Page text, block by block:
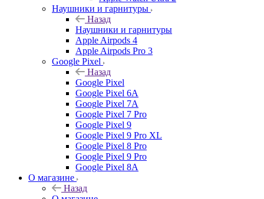
Наушники и гарнитуры
Назад
Наушники и гарнитуры
Apple Airpods 4
Apple Airpods Pro 3
Google Pixel
Назад
Google Pixel
Google Pixel 6A
Google Pixel 7А
Google Pixel 7 Pro
Google Pixel 9
Google Pixel 9 Pro XL
Google Pixel 8 Pro
Google Pixel 9 Pro
Google Pixel 8A
О магазине
Назад